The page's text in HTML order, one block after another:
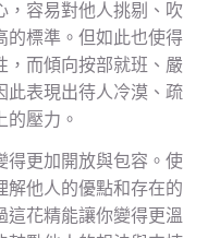
，容易對他人挑剔、吹
的標準。但如此也使得
，而傾向按部就班、嚴
此表現出待人冷漠、疏
的壓力。
得更加開放與包容。使
解他人的優點和存在的
這花精能讓你變得更溫